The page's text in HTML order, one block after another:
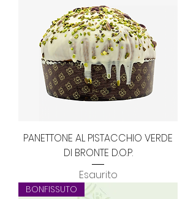
PANETTONE AL PISTACCHIO VERDE
DI BRONTE D.O.P.
Esaurito
BONFISSUTO